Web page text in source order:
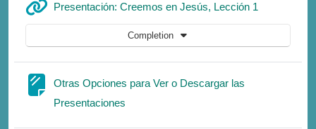
Presentación: Creemos en Jesús, Lección 1
Completion
Otras Opciones para Ver o Descargar las
Presentaciones